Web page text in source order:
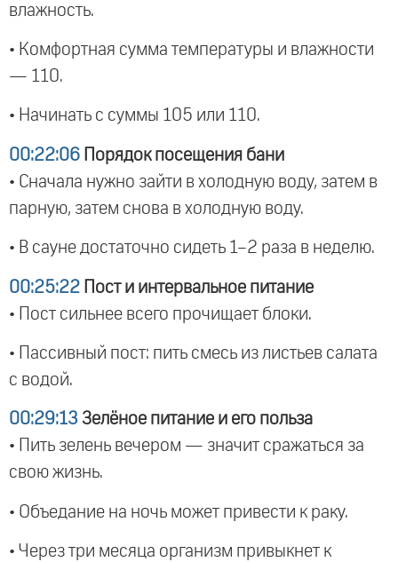
влажность.
• Комфортная сумма температуры и влажности
— 110.
• Начинать с суммы 105 или 110.
00:22:06 Порядок посещения бани
• Сначала нужно зайти в холодную воду, затем в
парную, затем снова в холодную воду.
• В сауне достаточно сидеть 1–2 раза в неделю.
00:25:22 Пост и интервальное питание
• Пост сильнее всего прочищает блоки.
• Пассивный пост: пить смесь из листьев салата
с водой.
00:29:13 Зелёное питание и его польза
• Пить зелень вечером — значит сражаться за
свою жизнь.
• Объедание на ночь может привести к раку.
• Через три месяца организм привыкнет к